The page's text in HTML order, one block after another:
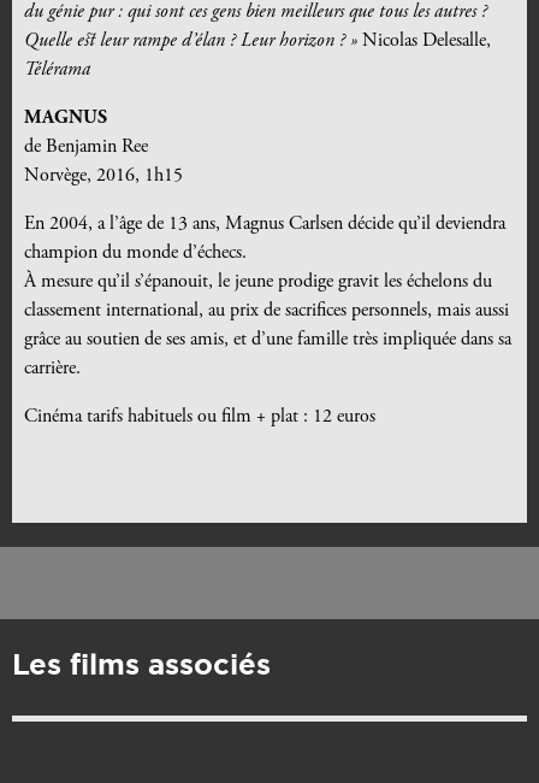
du génie pur : qui sont ces gens bien meilleurs que tous les autres ?
Quelle est leur rampe d’élan ? Leur horizon ? » Nicolas Delesalle,
Télérama
MAGNUS
de Benjamin Ree
Norvège, 2016, 1h15
En 2004, a l’âge de 13 ans, Magnus Carlsen décide qu’il deviendra
champion du monde d’échecs.
À mesure qu’il s’épanouit, le jeune prodige gravit les échelons du
classement international, au prix de sacrifices personnels, mais aussi
grâce au soutien de ses amis, et d’une famille très impliquée dans sa
carrière.
Cinéma tarifs habituels ou film + plat : 12 euros
Les films associés